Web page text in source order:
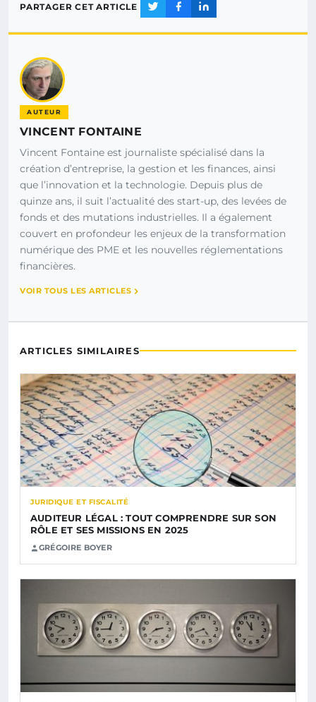
PARTAGER CET ARTICLE
AUTEUR
VINCENT FONTAINE
Vincent Fontaine est journaliste spécialisé dans la
création d’entreprise, la gestion et les finances, ainsi
que l’innovation et la technologie. Depuis plus de
quinze ans, il suit l’actualité des start-up, des levées de
fonds et des mutations industrielles. Il a également
couvert en profondeur les enjeux de la transformation
numérique des PME et les nouvelles réglementations
financières.
VOIR TOUS LES ARTICLES
ARTICLES SIMILAIRES
JURIDIQUE ET FISCALITÉ
AUDITEUR LÉGAL : TOUT COMPRENDRE SUR SON
RÔLE ET SES MISSIONS EN 2025
GRÉGOIRE BOYER